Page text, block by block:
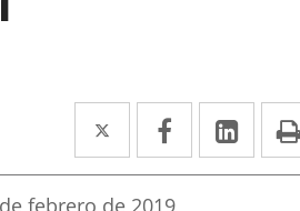
Twitter
Enlace
a
una
Facebook
Enlace
a
una
a
febrero de 2019